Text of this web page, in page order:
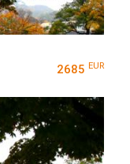
2685 EUR